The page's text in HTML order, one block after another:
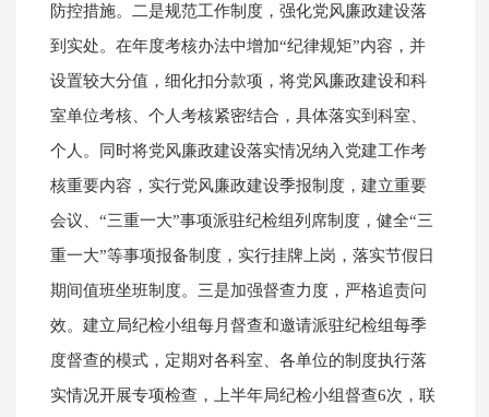
防控措施。二是规范工作制度，强化党风廉政建设落
到实处。在年度考核办法中增加“纪律规矩”内容，并
设置较大分值，细化扣分款项，将党风廉政建设和科
室单位考核、个人考核紧密结合，具体落实到科室、
个人。同时将党风廉政建设落实情况纳入党建工作考
核重要内容，实行党风廉政建设季报制度，建立重要
会议、“三重一大”事项派驻纪检组列席制度，健全“三
重一大”等事项报备制度，实行挂牌上岗，落实节假日
期间值班坐班制度。三是加强督查力度，严格追责问
效。建立局纪检小组每月督查和邀请派驻纪检组每季
度督查的模式，定期对各科室、各单位的制度执行落
实情况开展专项检查，上半年局纪检小组督查6次，联